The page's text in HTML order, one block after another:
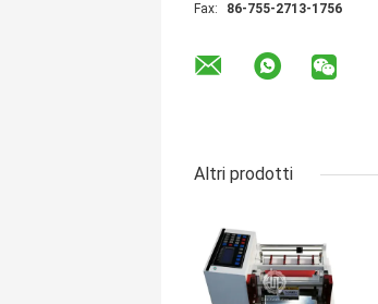
Fax:
86-755-2713-1756
Altri prodotti